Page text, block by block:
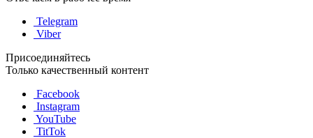
Telegram
Viber
Присоединяйтесь
Только качественный контент
Facebook
Instagram
YouTube
TitTok